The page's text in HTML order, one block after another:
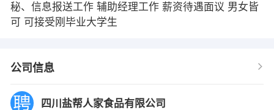
秘、信息报送工作 辅助经理工作 薪资待遇面议 男女皆
可 可接受刚毕业大学生
公司信息
四川盐帮人家食品有限公司